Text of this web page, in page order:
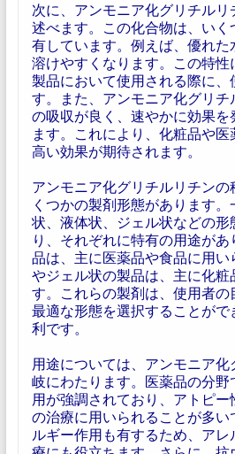
次に、アンモニア化グリチルリ
述べます。この化合物は、いく
有しています。例えば、優れた
溶けやすくなります。この特性
製品において使用される際に、
す。また、アンモニア化グリ
の吸収が良く、速やかに効果を
ます。これにより、化粧品や
高い効果が期待されます。
アンモニア化グリチルリチン
くつかの製剤形態があります
状、液体状、ジェル状などの形
り、それぞれに特有の用途が
品は、主に医薬品や食品に用い
やジェル状の製品は、主に化粧
す。これらの製剤は、使用者の
最適な形態を選択することがで
利です。
用途については、アンモニア
岐にわたります。医薬品の分
用が強調されており、アトピ
の治療に用いられることが多い
ルギー作用も有するため、ア